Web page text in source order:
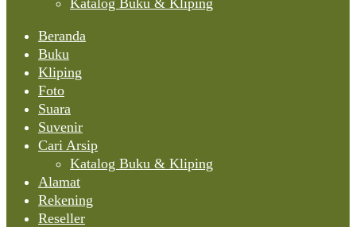
Katalog Buku & Kliping
Beranda
Buku
Kliping
Foto
Suara
Suvenir
Cari Arsip
Katalog Buku & Kliping
Alamat
Rekening
Reseller